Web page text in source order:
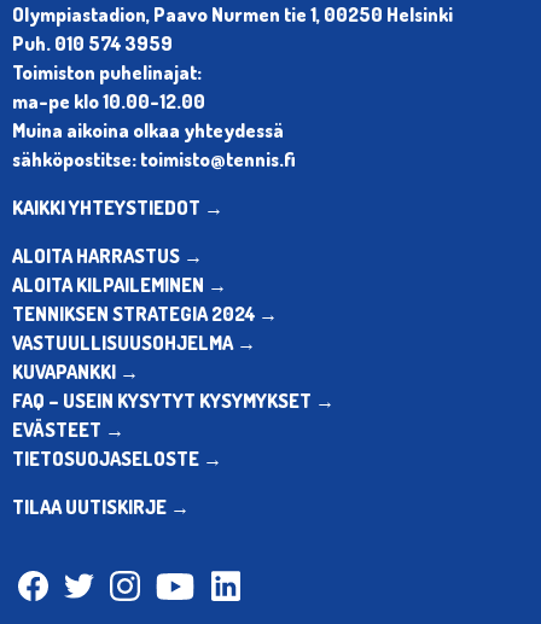
Olympiastadion, Paavo Nurmen tie 1, 00250 Helsinki
Puh. 010 574 3959
Toimiston puhelinajat:
ma-pe klo 10.00-12.00
Muina aikoina olkaa yhteydessä
sähköpostitse: toimisto@tennis.fi
KAIKKI YHTEYSTIEDOT →
ALOITA HARRASTUS →
ALOITA KILPAILEMINEN →
TENNIKSEN STRATEGIA 2024 →
VASTUULLISUUSOHJELMA →
KUVAPANKKI →
FAQ – USEIN KYSYTYT KYSYMYKSET →
EVÄSTEET →
TIETOSUOJASELOSTE →
TILAA UUTISKIRJE →